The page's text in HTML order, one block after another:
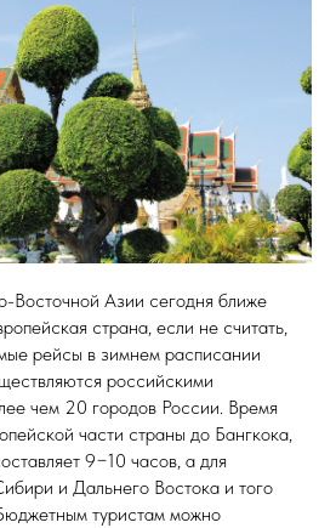
Восточной Азии сегодня ближе
страна, если не считать,
рейсы в зимнем расписании
российскими
чем 20 городов России. Время
части страны до Бангкока,
9−10 часов, а для
и Дальнего Востока и того
туристам можно